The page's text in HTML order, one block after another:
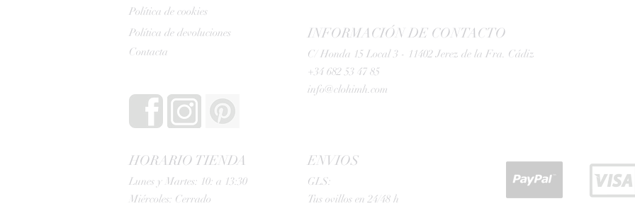
Política de cookies
Política de devoluciones
Contacta
INFORMACIÓN DE CONTACTO
C/ Honda 15 Local 3 - 11402 Jerez de la Fra. Cádiz
+34 682 53 47 85
info@clohimh.com
HORARIO TIENDA
Lunes y Martes: 10: a 13:30
Miércoles: Cerrado
ENVIOS
GLS:
Tus ovillos en 24/48 h